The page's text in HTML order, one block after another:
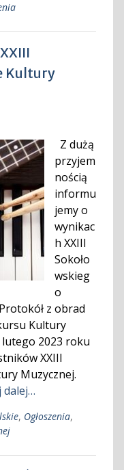
Kultury
Z dużą
przyjem
nością
informu
jemy o
wynikac
h XXIII
Sokoło
wskieg
o
z obrad
Kultury
lutego 2023 roku
XXIII
Muzycznej.
dalej…
, Ogłoszenia,